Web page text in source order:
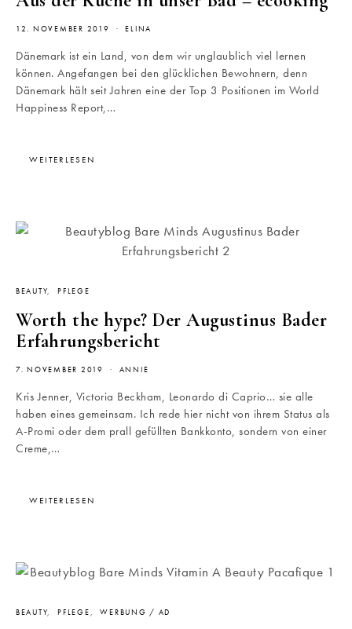
12. NOVEMBER 2019 ELINA
Dänemark ist ein Land, von dem wir unglaublich viel lernen
können. Angefangen bei den glücklichen Bewohnern, denn
Dänemark hält seit Jahren eine der Top 3 Positionen im World
Happiness Report,…
WEITERLESEN
BEAUTY PFLEGE
Worth the hype? Der Augustinus Bader
Erfahrungsbericht
7. NOVEMBER 2019 ANNIE
Kris Jenner, Victoria Beckham, Leonardo di Caprio… sie alle
haben eines gemeinsam. Ich rede hier nicht von ihrem Status als
A-Promi oder dem prall gefüllten Bankkonto, sondern von einer
Creme,…
WEITERLESEN
BEAUTY PFLEGE WERBUNG / AD